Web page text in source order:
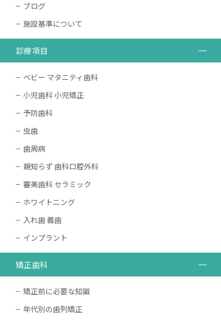
ブログ
施設基準について
診療項目
ベビー マタニティ歯科
小児歯科 小児矯正
予防歯科
虫歯
歯周病
親知らず 歯科口腔外科
審美歯科 セラミック
ホワイトニング
入れ歯 義歯
インプラント
矯正歯科
矯正前に必要な知識
年代別の歯列矯正